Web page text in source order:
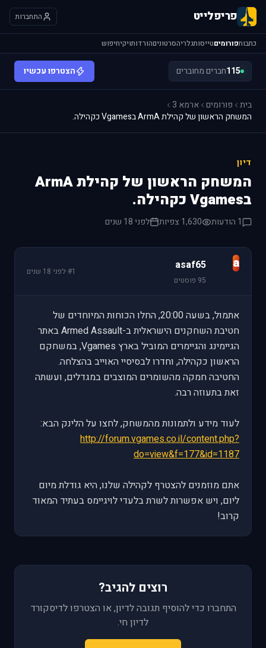
פריפלייט התחברות
כתבותפורומיםטייסותגלריהסרטוניםהורדותויקיחיפוש
115חברים מחוברים הצטרפו עכשיו
בית פורומים ארמא 3
המשחק הראשון של קהילת ArmA בVgames כקהילה.
דיון
המשחק הראשון של קהילת ArmA
בVgames כקהילה.
1 הודעות 1,630 צפיות לפני 18 שנים
a
asaf65
95 פוסטים
#1
·לפני 18 שנים
אתמול, בשעה 20:00, החלו הכוחות המיוחדים של
חטיבת השחקנים הישראלית ב-Armed Assault באתר
הגיימינג והגיימרים המוביל בארץ Vgames, במשחקם
הראשון כקהילה, וחדרו לבסיסיי האוייב בהצלחה.
החטיבה חמקה מהשומרים המוצבים במגדלים, ועשתה
זאת בתעוזה רבה.
לעוד מידע ולתמונות מהמשחק, לחצו על הלינק הבא:
http://forum.vgames.co.il/content.php?
do=view&f=177&id=1187
אתם מוזמנים להצטרף לקהילה שלנו, היא גודלת מיום
ליום, ויש אפשרות לשרת בלעדי לויגיימס בעתיד המאוד
קרוב!
רוצים להגיב?
התחברו כדי להוסיף תגובה לדיון, או הצטרפו לדיסקורד
לדיון חי.